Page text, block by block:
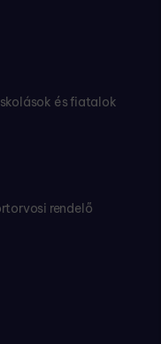
és fiatalok
rendelő